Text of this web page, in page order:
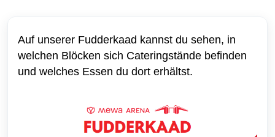
Auf unserer Fudderkaad kannst du sehen, in
welchen Blöcken sich Cateringstände befinden
und welches Essen du dort erhältst.